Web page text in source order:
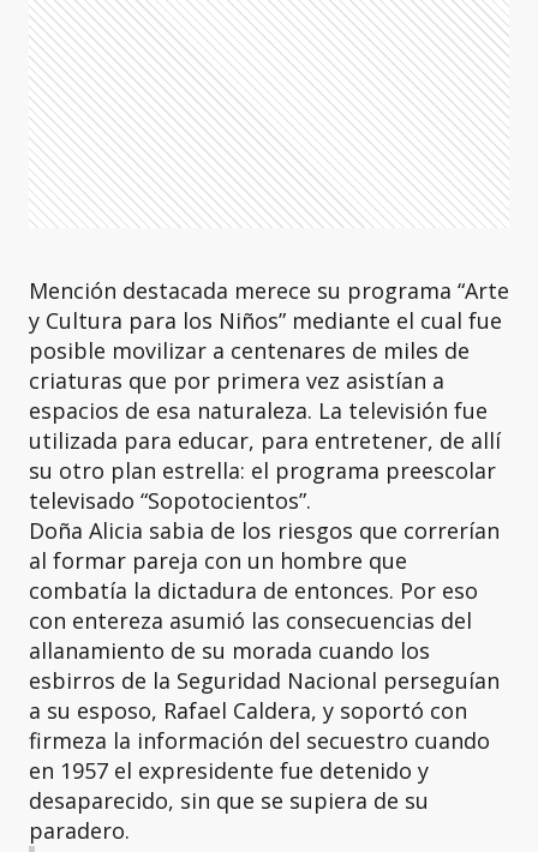
Mención destacada merece su programa “Arte
y Cultura para los Niños” mediante el cual fue
posible movilizar a centenares de miles de
criaturas que por primera vez asistían a
espacios de esa naturaleza. La televisión fue
utilizada para educar, para entretener, de allí
su otro plan estrella: el programa preescolar
televisado “Sopotocientos”.
Doña Alicia sabia de los riesgos que correrían
al formar pareja con un hombre que
combatía la dictadura de entonces. Por eso
con entereza asumió las consecuencias del
allanamiento de su morada cuando los
esbirros de la Seguridad Nacional perseguían
a su esposo, Rafael Caldera, y soportó con
firmeza la información del secuestro cuando
en 1957 el expresidente fue detenido y
desaparecido, sin que se supiera de su
paradero.